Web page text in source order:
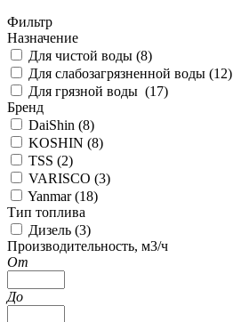
Фильтр
Назначение
Для чистой воды (8)
Для слабозагрязненной воды (12)
Для грязной воды (17)
Бренд
DaiShin (8)
KOSHIN (8)
TSS (2)
VARISCO (3)
Yanmar (18)
Тип топлива
Дизель (3)
Производительность, м3/ч
От
До